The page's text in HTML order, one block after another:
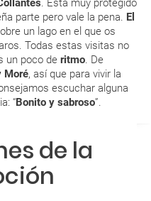
parte pero vale la pena. El
un lago en el que os
Todas estas visitas no
un poco de ritmo . De
Moré, así que para vivir la
escuchar alguna
“Bonito y sabroso”.
que estar en el
un viaje de
web?
¿Cómo
en el viaje que
de la